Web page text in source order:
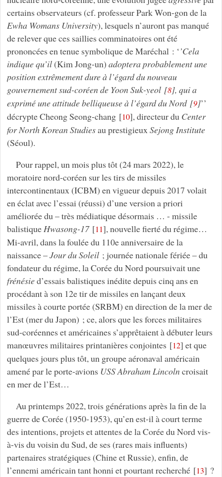
certains observateurs (cf. professeur Park Won-gon de la
Ewha Womans University), lesquels n’auront pas manqué
de relever que ces saillies comminatoires ont été
prononcées en tenue symbolique de Maréchal : ‘’Cela
indique qu’il (Kim Jong-un) adoptera probablement une
position extrêmement dure à l’égard du nouveau
gouvernement sud-coréen de Yoon Suk-yeol[8], qui a
exprimé une attitude belliqueuse à l’égard du Nord[9]’’
décrypte Cheong Seong-chang[10], directeur du Center
for North Korean Studiesau prestigieuxSejong Institute
(Séoul).
Pour rappel, un mois plus tôt (24 mars 2022), le
moratoire nord-coréen sur les tirs de missiles
intercontinentaux (ICBM) en vigueur depuis 2017 volait
en éclat avec l’essai (réussi) d’une version a priori
améliorée du – très médiatique désormais … - missile
balistiqueHwasong-17[11], nouvelle fierté du régime…
Mi-avril, dans la foulée du 110e anniversaire de la
naissance –Jour du Soleil; journée nationale fériée – du
fondateur du régime, la Corée du Nord poursuivait une
frénésied’essais balistiques inédite depuis cinq ans en
procédant à son 12e tir de missiles en lançant deux
missiles à courte portée (SRBM) en direction de la mer de
l’Est (mer du Japon) ; ce, alors que les forces militaires
sud-coréennes et américaines s’apprêtaient à débuter leurs
manœuvres militaires printanières conjointes [12] et que
quelques jours plus tôt, un groupe aéronaval américain
amené par le porte-avions USS Abraham Lincolncroisait
en mer de l’Est…
Au printemps 2022, trois générations après la fin de la
guerre de Corée (1950-1953), qu’en est-il à court terme
des intentions, projets et attentes de la Corée du Nord vis-
à-vis du voisin du Sud, de ses (rares mais influents)
partenaires stratégiques (Chine et Russie), enfin, de
l’ennemi américain tant honni et pourtant recherché[13] ?